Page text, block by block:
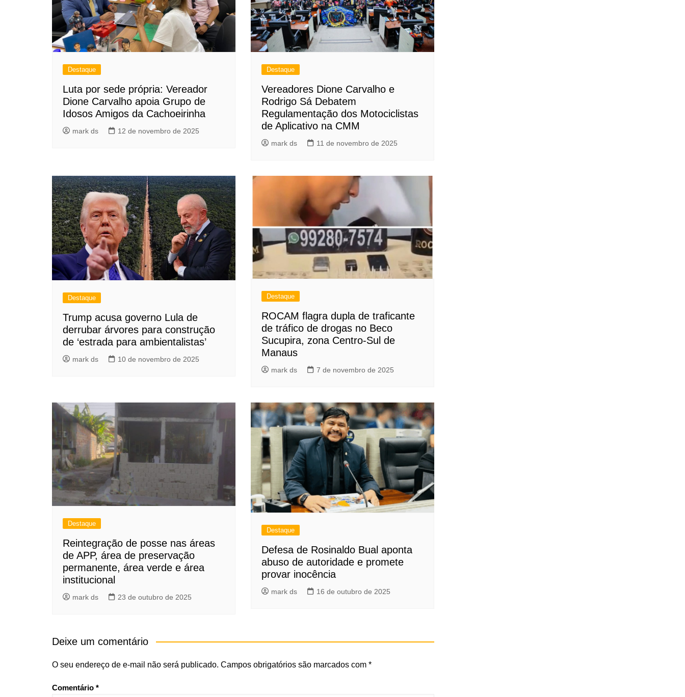
Destaque
Luta por sede própria: Vereador
Dione Carvalho apoia Grupo de
Idosos Amigos da Cachoeirinha
mark ds 12 de novembro de 2025
Destaque
Vereadores Dione Carvalho e
Rodrigo Sá Debatem
Regulamentação dos Motociclistas
de Aplicativo na CMM
mark ds 11 de novembro de 2025
Destaque
Trump acusa governo Lula de
derrubar árvores para construção
de ‘estrada para ambientalistas’
mark ds 10 de novembro de 2025
Destaque
ROCAM flagra dupla de traficante
de tráfico de drogas no Beco
Sucupira, zona Centro-Sul de
Manaus
mark ds 7 de novembro de 2025
Destaque
Reintegração de posse nas áreas
de APP, área de preservação
permanente, área verde e área
institucional
mark ds 23 de outubro de 2025
Destaque
Defesa de Rosinaldo Bual aponta
abuso de autoridade e promete
provar inocência
mark ds 16 de outubro de 2025
Deixe um comentário
O seu endereço de e-mail não será publicado. Campos obrigatórios são marcados com *
Comentário *